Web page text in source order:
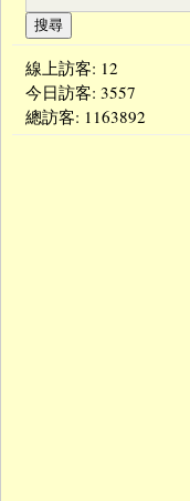
線上訪客: 12
今日訪客: 3557
總訪客: 1163892